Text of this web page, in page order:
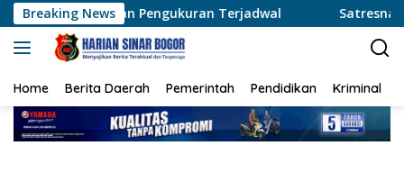
Langsung
ke
konten
Breaking News
Pengukuran Terjadwal Satresnarkoba Polres
Home Berita Daerah Pemerintah Pendidikan Kriminal